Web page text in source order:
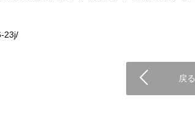
23j/
戻る